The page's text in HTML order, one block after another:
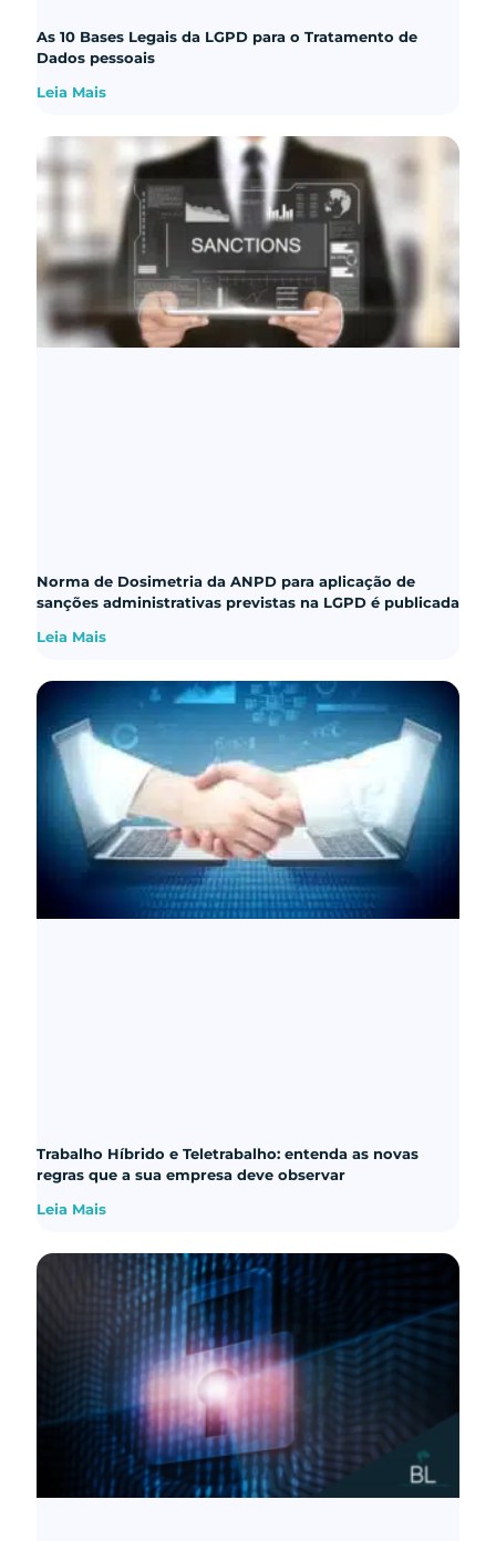
As 10 Bases Legais da LGPD para o Tratamento de
Dados pessoais
Leia Mais
Norma de Dosimetria da ANPD para aplicação de
sanções administrativas previstas na LGPD é publicada
Leia Mais
Trabalho Híbrido e Teletrabalho: entenda as novas
regras que a sua empresa deve observar
Leia Mais